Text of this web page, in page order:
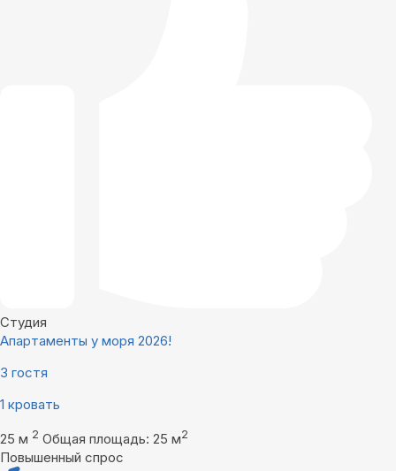
Студия
Апартаменты у моря 2026!
3 гостя
1 кровать
25 м 2 Общая площадь: 25 м2
Повышенный спрос